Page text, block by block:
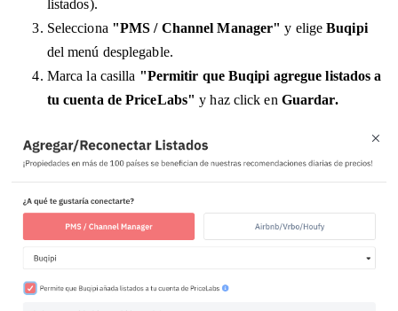
listados).
Selecciona "PMS / Channel Manager" y eligeBuqipi
del menú desplegable.
Marca la casilla "Permitir que Buqipi agregue listados a
tu cuenta de PriceLabs" y haz click en Guardar.